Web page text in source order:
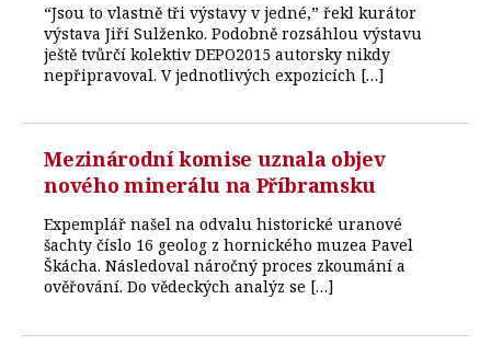
“Jsou to vlastně tři výstavy v jedné,” řekl kurátor
výstava Jiří Sulženko. Podobně rozsáhlou výstavu
ještě tvůrčí kolektiv DEPO2015 autorsky nikdy
nepřipravoval. V jednotlivých expozicích […]
Mezinárodní komise uznala objev
nového minerálu na Příbramsku
Expemplář našel na odvalu historické uranové
šachty číslo 16 geolog z hornického muzea Pavel
Škácha. Následoval náročný proces zkoumání a
ověřování. Do vědeckých analýz se […]